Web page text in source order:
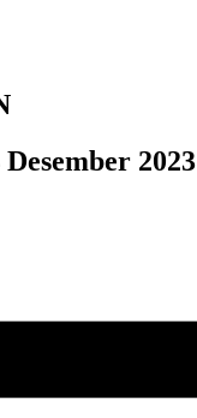
Desember 2023